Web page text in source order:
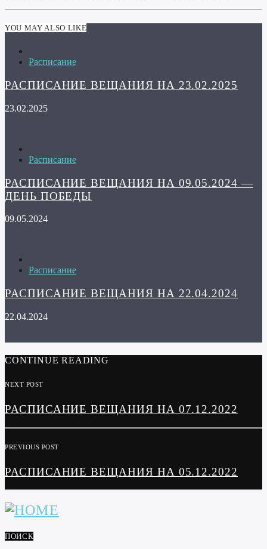
YOU MAY ALSO LIKE
Расписание
РАСПИСАНИЕ ВЕЩАНИЯ НА 23.02.2025
23.02.2025
Расписание
РАСПИСАНИЕ ВЕЩАНИЯ НА 09.05.2024 —
ДЕНЬ ПОБЕДЫ
09.05.2024
Расписание
РАСПИСАНИЕ ВЕЩАНИЯ НА 22.04.2024
22.04.2024
CONTINUE READING
NEXT POST
РАСПИСАНИЕ ВЕЩАНИЯ НА 07.12.2022
PREVIOUS POST
РАСПИСАНИЕ ВЕЩАНИЯ НА 05.12.2022
ПОИСК